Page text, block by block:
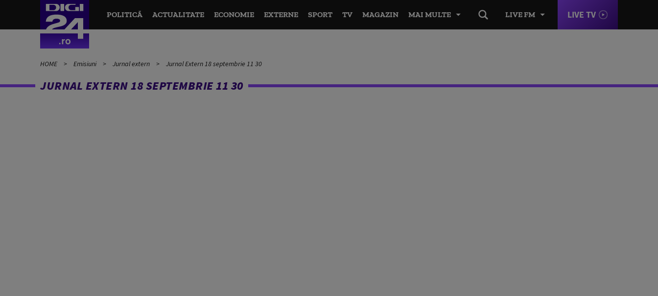
LIVE FM LIVE TV
POLITICĂ ACTUALITATE ECONOMIE EXTERNE SPORT TV MAGAZIN MAI MULTE
HOME Emisiuni Jurnal extern Jurnal Extern 18 septembrie 11 30
JURNAL EXTERN 18 SEPTEMBRIE 11 30